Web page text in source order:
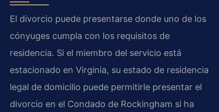
El divorcio puede presentarse donde uno de los
cónyuges cumpla con los requisitos de
residencia. Si el miembro del servicio está
estacionado en Virginia, su estado de residencia
legal de domicilio puede permitirle presentar el
divorcio en el Condado de Rockingham si ha